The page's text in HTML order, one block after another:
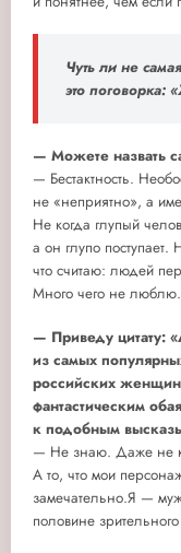
Чуть ли не
это поговорка:
— Можете назвать
— Бестактность.
не «неприятно», а
Не когда глупый
а он глупо
что считаю: людей
Много чего не люблю.
— Приведу цитату:
из самых
российских
фантастическим
к подобным
— Не знаю. Даже не
А то, что мои
замечательно.Я —
половине